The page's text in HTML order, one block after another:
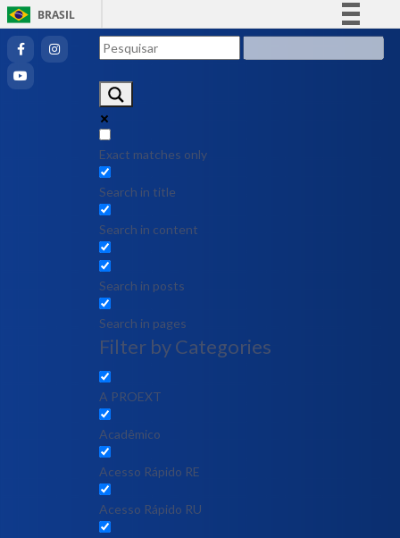
BRASIL
Exact matches only
Search in title
Search in content
Search in posts
Search in pages
Filter by Categories
A PROEXT
Acadêmico
Acesso Rápido RE
Acesso Rápido RU